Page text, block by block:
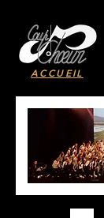
ACCUEIL